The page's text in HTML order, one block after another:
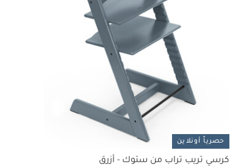
حصرياً أونلاين
كرسي تريب تراب من ستوك - أزرق